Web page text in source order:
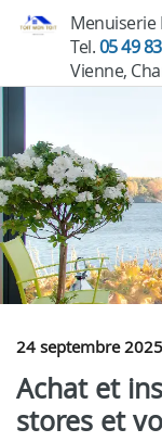
Menuiserie
Tel.05 49
Vienne,
24 septembre 2025
Achat et
stores et